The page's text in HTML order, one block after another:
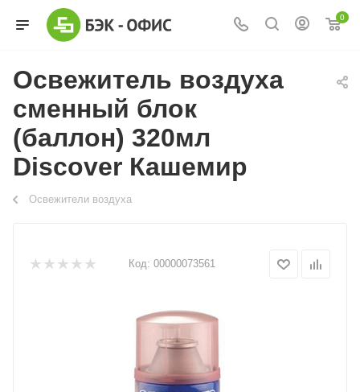
0
Освежитель воздуха
сменный блок
(баллон) 320мл
Discover Кашемир
Освежители воздуха
Код: 00000073561